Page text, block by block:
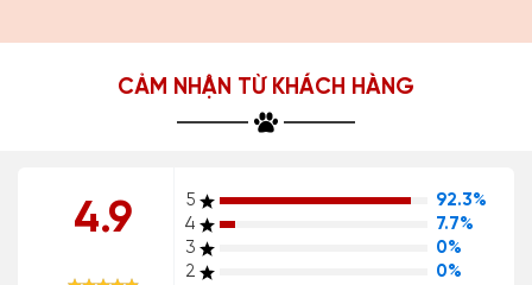
CẢM NHẬN TỪ KHÁCH HÀNG
4.9 5
92.3%
4
7.7%
3
0%
2
0%